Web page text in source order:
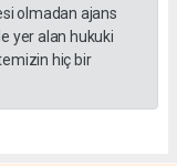
olmadan ajans
yer alan hukuki
hiç bir